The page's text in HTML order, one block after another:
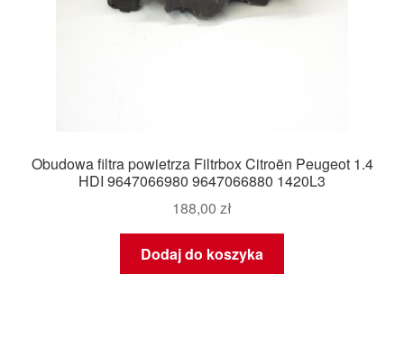
Obudowa filtra powietrza Filtrbox Citroën Peugeot 1.4
HDI 9647066980 9647066880 1420L3
188,00 zł
Dodaj do koszyka